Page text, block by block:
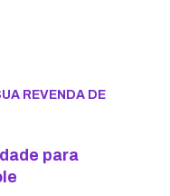
REVENDA DE
para